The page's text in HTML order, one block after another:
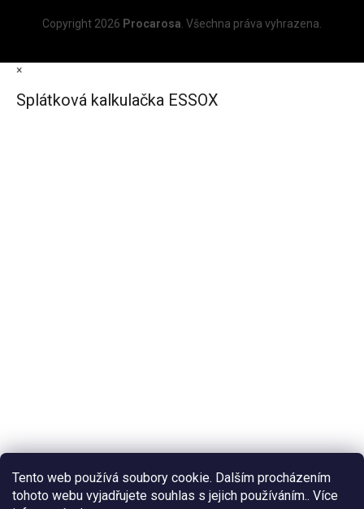
Tento web používá soubory cookie. Dalším procházením
tohoto webu vyjadřujete souhlas s jejich používáním.. Více
Copyright 2026 Procarosa . Všechna práva vyhrazena.
×
Splátková kalkulačka ESSOX